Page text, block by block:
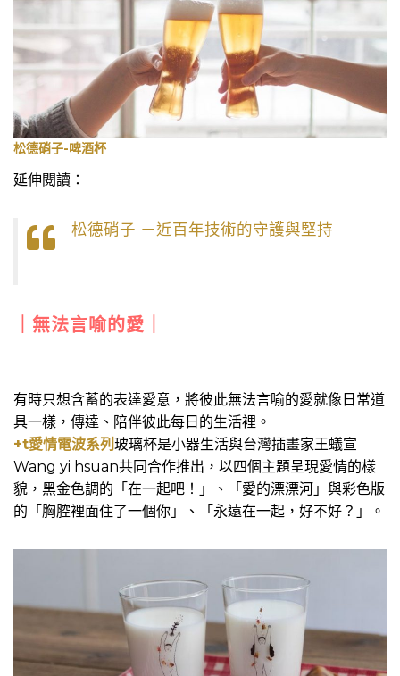
松德硝子-啤酒杯
延伸閱讀：
松德硝子 －近百年技術的守護與堅持
｜無法言喻的愛｜
有時只想含蓄的表達愛意，將彼此無法言喻的愛就像日常道
具一樣，傳達、陪伴彼此每日的生活裡。
+t愛情電波系列 玻璃杯是小器生活與台灣插畫家王蟻宣
Wang yi hsuan共同合作推出，以四個主題呈現愛情的樣
貌，黑金色調的「在一起吧！」、「愛的漂漂河」與彩色版
的「胸腔裡面住了一個你」、「永遠在一起，好不好？」。